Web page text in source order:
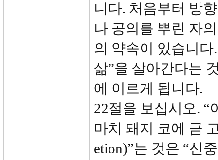
니다. 처음부터 방
나 공의를 뿌린 자
의 약속이 있습니
삶”을 살아간다는
에 이르게 됩니다.
22절을 보십시오. “
마치 돼지 코에 금
etion)”는 것은 “신